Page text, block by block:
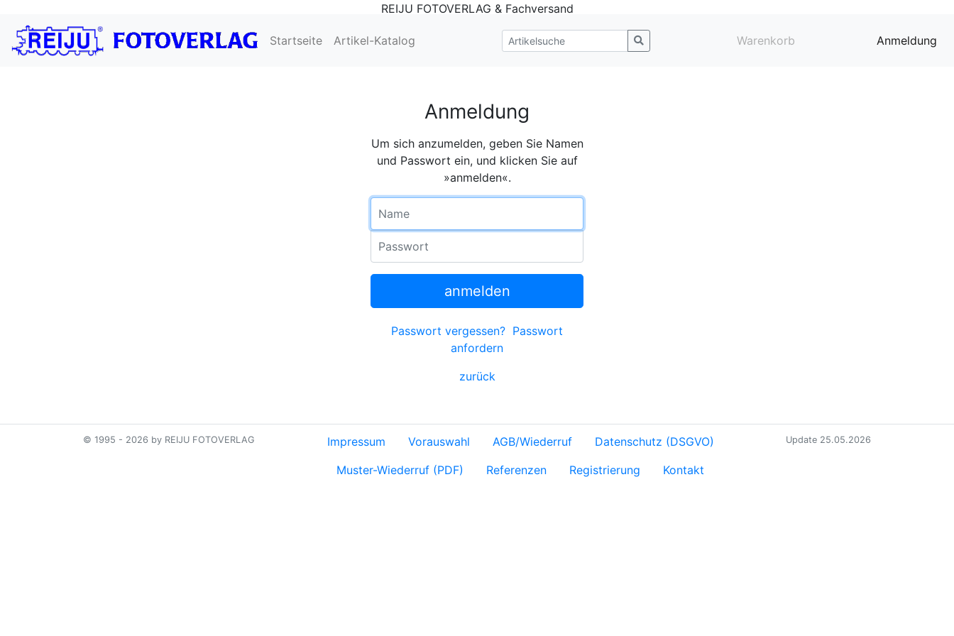
REIJU FOTOVERLAG & Fachversand
Startseite Artikel-Katalog Warenkorb Anmeldung
Anmeldung
Um sich anzumelden, geben Sie Namen
und Passwort ein, und klicken Sie auf
»anmelden«.
anmelden
Passwort vergessen? Passwort
anfordern
zurück
Update 25.05.2026
© 1995 - 2026 by REIJU FOTOVERLAG Impressum Vorauswahl AGB/Wiederruf
Datenschutz (DSGVO)
Muster-Wiederruf (PDF)
Referenzen Registrierung Kontakt